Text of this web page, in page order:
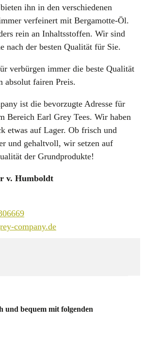
ihn in den verschiedenen
verfeinert mit Bergamotte-Öl.
rein an Inhaltsstoffen. Wir sind
nach der besten Qualität für Sie.
verbürgen immer die beste Qualität
absolut fairen Preis.
ist die bevorzugte Adresse für
Bereich Earl Grey Tees. Wir haben
etwas auf Lager. Ob frisch und
und gehaltvoll, wir setzen auf
der Grundprodukte!
v. Humboldt
company.de
und bequem mit folgenden